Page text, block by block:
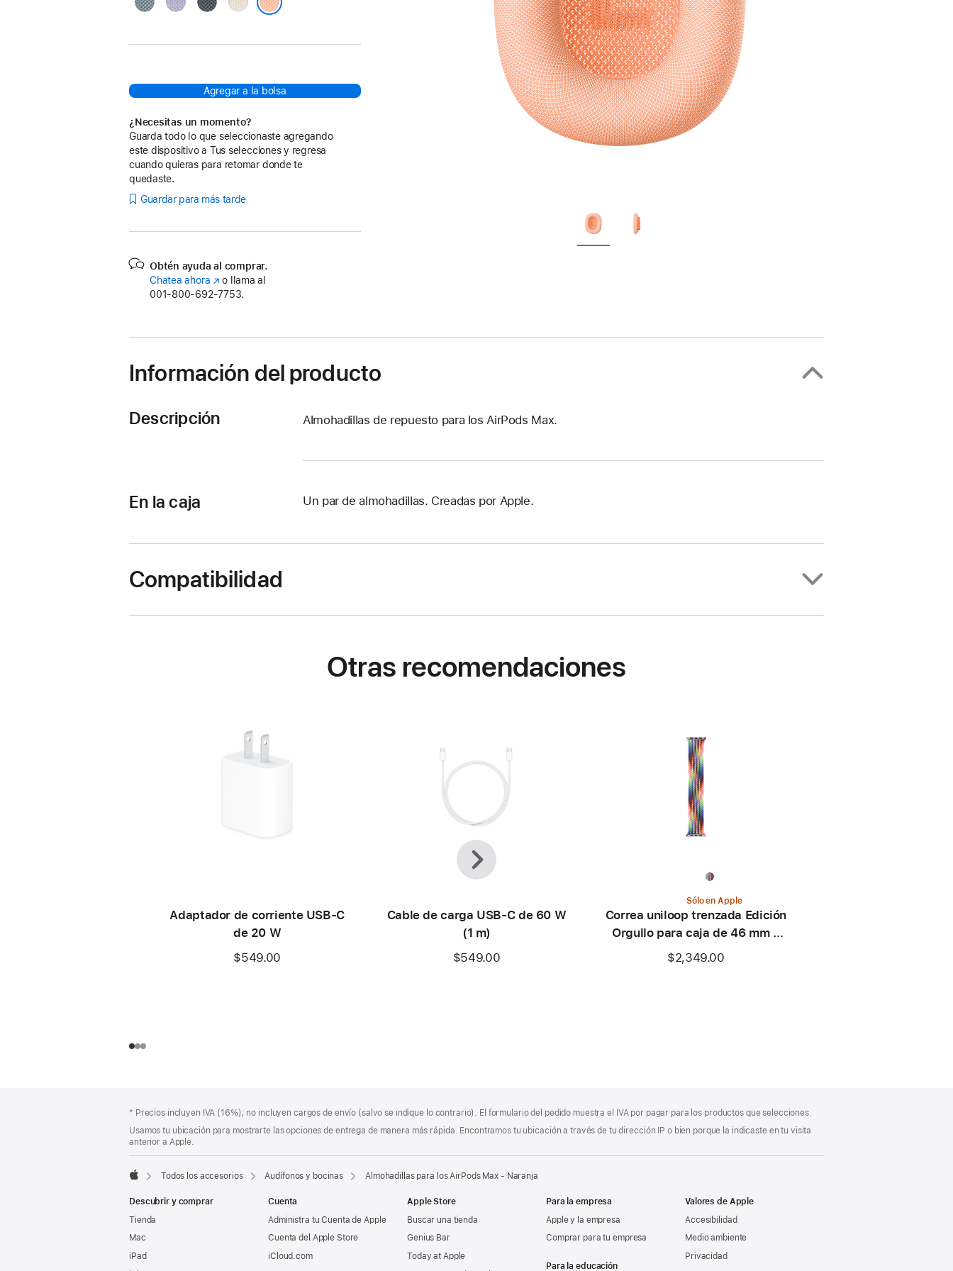
medianoche
estelar
Agregar a la bolsa
¿Necesitas un momento?
Guarda todo lo que seleccionaste agregando
este dispositivo a Tus selecciones y regresa
cuando quieras para retomar donde te
quedaste.
Guardar para más tarde
Obtén ayuda al comprar.
Chatea ahora (se
abre
nueva
o llama al
001‑800‑692‑7753.
Información del producto
Descripción Almohadillas de repuesto para los AirPods Max.
En la caja Un par de almohadillas. Creadas por Apple.
Compatibilidad
Otras recomendaciones
Adaptador de corriente USB-C
de 20 W
$549.00
Cable de carga USB-C de 60 W
(1 m)
$549.00
Sólo en Apple
Correa uniloop trenzada Edición
Orgullo para caja de 46 mm –
Talla 4
$2,349.00
Anterior
Siguiente
de
página
pie
de
página
Nota
pie
de
página
* Precios incluyen IVA (16%); no incluyen cargos de envío (salvo se indique lo contrario). El formulario del pedido muestra el IVA por pagar para los productos que selecciones.
Usamos tu ubicación para mostrarte las opciones de entrega de manera más rápida. Encontramos tu ubicación a través de tu dirección IP o bien porque la indicaste en tu visita
anterior a Apple.
Todos los accesorios Audífonos y bocinas Almohadillas para los AirPods Max - Naranja
Descubrir y comprar
Tienda
Mac
iPad
Cuenta
Administra tu Cuenta de Apple
Cuenta del Apple Store
iCloud.com
Apple Store
Buscar una tienda
Genius Bar
Today at Apple
Para la empresa
Apple y la empresa
Comprar para tu empresa
Para la educación
Valores de Apple
Accesibilidad
Medio ambiente
Privacidad